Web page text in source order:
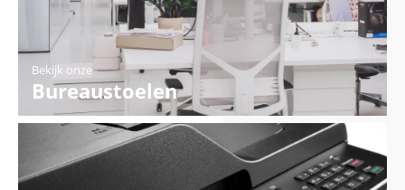
Bekijk onze
Bureaustoelen